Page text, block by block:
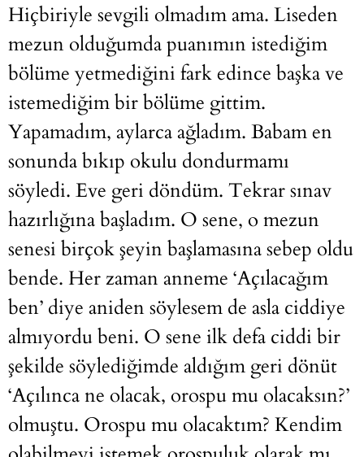
Hiçbiriyle sevgili olmadım ama. Liseden
mezun olduğumda puanımın istediğim
bölüme yetmediğini fark edince başka ve
istemediğim bir bölüme gittim.
Yapamadım, aylarca ağladım. Babam en
sonunda bıkıp okulu dondurmamı
söyledi. Eve geri döndüm. Tekrar sınav
hazırlığına başladım. O sene, o mezun
senesi birçok şeyin başlamasına sebep oldu
bende. Her zaman anneme ‘Açılacağım
ben’ diye aniden söylesem de asla ciddiye
almıyordu beni. O sene ilk defa ciddi bir
şekilde söylediğimde aldığım geri dönüt
‘Açılınca ne olacak, orospu mu olacaksın?’
olmuştu. Orospu mu olacaktım? Kendim